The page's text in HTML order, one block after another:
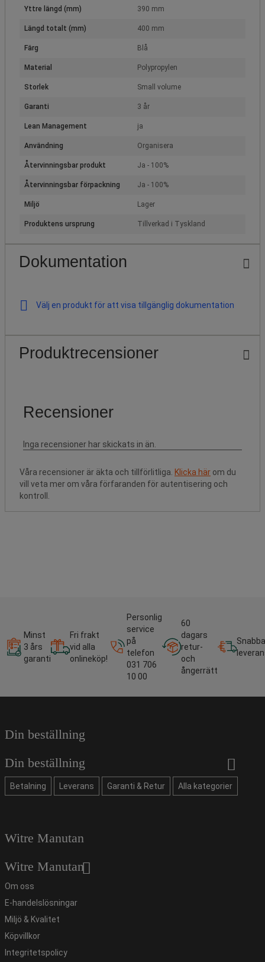
Yttre längd (mm) 390 mm
Längd totalt (mm) 400 mm
Färg Blå
Material Polypropylen
Storlek Small volume
Garanti 3 år
Lean Management ja
Användning Organisera
Återvinningsbar produkt Ja - 100%
Återvinningsbar förpackning Ja - 100%
Miljö Lager
Produktens ursprung Tillverkad i Tyskland
Dokumentation
Välj en produkt för att visa tillgänglig dokumentation
Produktrecensioner
Våra recensioner är äkta och tillförlitliga. Klicka här om du
vill veta mer om våra förfaranden för autentisering och
kontroll.
Minst
3 års
garanti
Fri frakt
vid alla
onlineköp!
Personlig
service
på
telefon
031 706
10 00
60
dagars
retur-
och
ångerrätt
Snabba
Din beställning
Din beställning
Betalning Leverans Garanti & Retur Alla kategorier
Witre Manutan
Witre Manutan
Om oss
E-handelslösningar
Miljö & Kvalitet
Köpvillkor
Integritetspolicy